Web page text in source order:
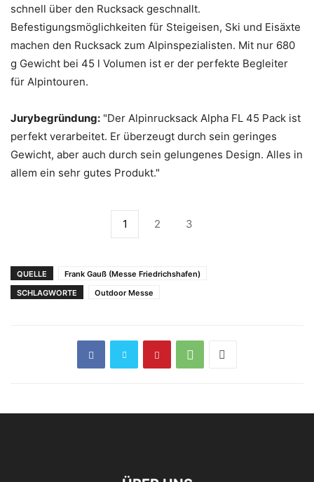
schnell über den Rucksack geschnallt.
Befestigungsmöglichkeiten für Steigeisen, Ski und Eisäxte
machen den Rucksack zum Alpinspezialisten. Mit nur 680
g Gewicht bei 45 l Volumen ist er der perfekte Begleiter
für Alpintouren.
Jurybegründung: "Der Alpinrucksack Alpha FL 45 Pack ist
perfekt verarbeitet. Er überzeugt durch sein geringes
Gewicht, aber auch durch sein gelungenes Design. Alles in
allem ein sehr gutes Produkt."
1 2 3
QUELLE
Frank Gauß (Messe Friedrichshafen)
SCHLAGWORTE
Outdoor Messe